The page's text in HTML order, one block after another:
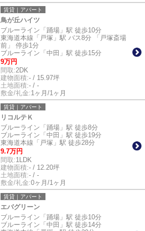
賃貸｜アパート
鳥が丘ハイツ
ブルーライン「踊場」駅 徒歩10分
東海道本線「戸塚」駅 バス8分 「戸塚斎場
前」 停歩1分
ブルーライン「中田」駅 徒歩15分
9万円
間取:2DK
建物面積:- / 15.97坪
土地面積:- / -
敷金/礼金:1ヶ月/1ヶ月
賃貸｜アパート
リコルテＫ
ブルーライン「踊場」駅 徒歩8分
ブルーライン「中田」駅 徒歩19分
東海道本線「戸塚」駅 徒歩28分
9.7万円
間取:1LDK
建物面積:- / 12.20坪
土地面積:- / -
敷金/礼金:0ヶ月/1ヶ月
賃貸｜アパート
エバグリーン
ブルーライン「踊場」駅 徒歩10分
ブルーライン「中田」駅 徒歩14分